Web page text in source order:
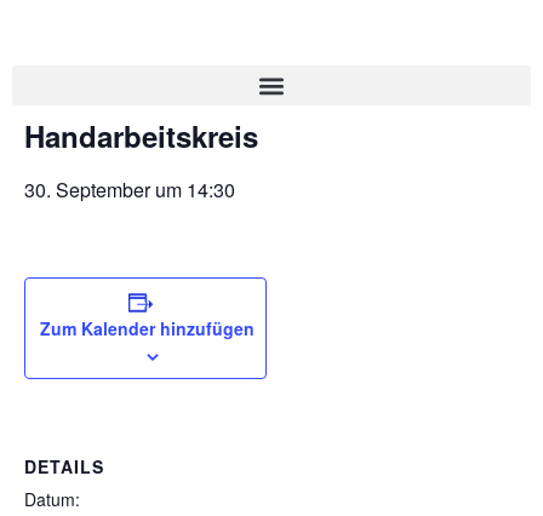
Handarbeitskreis
30. September um 14:30
Zum Kalender hinzufügen
DETAILS
Datum: